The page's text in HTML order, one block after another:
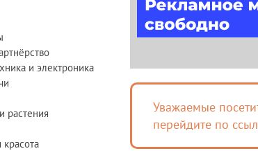
и электроника
растения
Уважаемые
перейдите по